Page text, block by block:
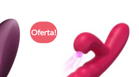
Oferta!